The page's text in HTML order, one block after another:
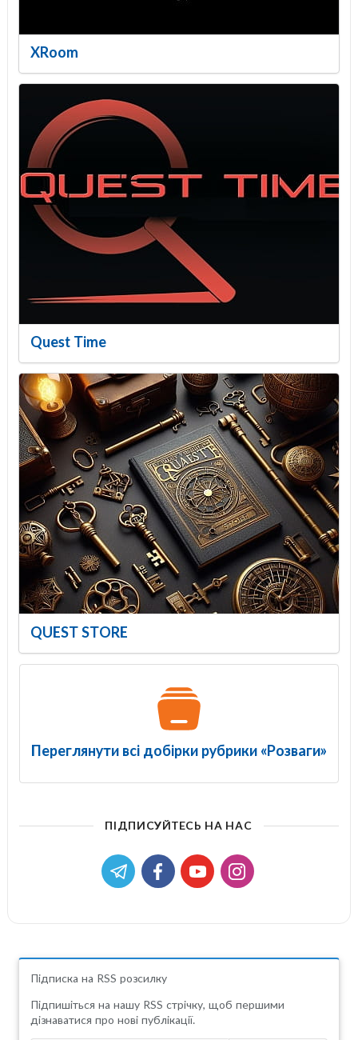
XRoom
Quest Time
QUEST STORE
Переглянути всі добірки рубрики «Розваги»
ПІДПИСУЙТЕСЬ НА НАС
Підписка на RSS розсилку
Підпишіться на нашу RSS стрічку, щоб першими
дізнаватися про нові публікації.